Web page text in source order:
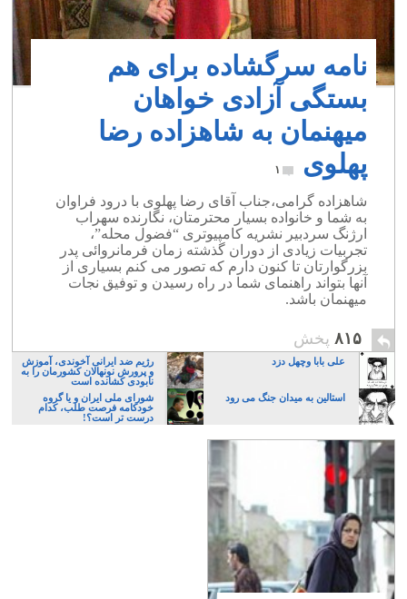
نامه سرگشاده برای هم
بستگی آزادی خواهان
میهنمان به شاهزاده رضا
پهلوی
۱
شاهزاده گرامی،جناب آقای رضا پهلوی با درود فراوان
به شما و خانواده بسیار محترمتان، نگارنده سهراب
ارژنگ سردبیر نشریه کامپیوتری “فضول محله”،
تجربیات زیادی از دوران گذشته زمان فرمانروائی پدر
بزرگوارتان تا کنون دارم که تصور می کنم بسیاری از
آنها بتواند راهنمای شما در راه رسیدن و توفیق نجات
میهنمان باشد.
۸۱۵ پخش
علی بابا وچهل دزد
رژیم ضد ایرانی آخوندی، آموزش
و پرورش نونهالان کشورمان را به
نابودی کشانده است
استالین به میدان جنگ می رود
شورای ملی ایران و یا گروه
خودکامه فرصت طلب، کدام
درست تر است؟!